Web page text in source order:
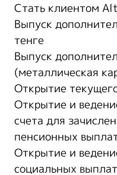
Cтать клиентом
Выпуск
тенге
Выпуск
(металлическая
Открытие
Открытие и
счета для
пенсионных
Открытие и
социальных